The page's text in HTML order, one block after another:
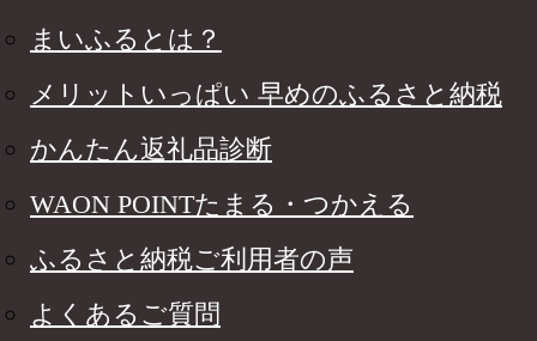
まいふるとは？
メリットいっぱい 早めのふるさと納税
かんたん返礼品診断
WAON POINTたまる・つかえる
ふるさと納税ご利用者の声
よくあるご質問